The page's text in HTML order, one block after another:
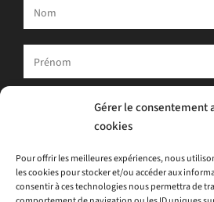
Gérer le consentement
cookies
Pour offrir les meilleures expériences, nous
les cookies pour stocker et/ou accéder aux
consentir à ces technologies nous permettra de
Votre adresse e-mail est uniquement
notre newsletter et des informations sur
la newsletter.
J'acceptela politique de